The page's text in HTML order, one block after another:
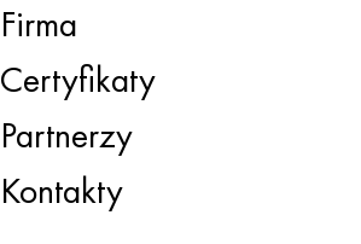
Firma
Certyfikaty
Partnerzy
Kontakty